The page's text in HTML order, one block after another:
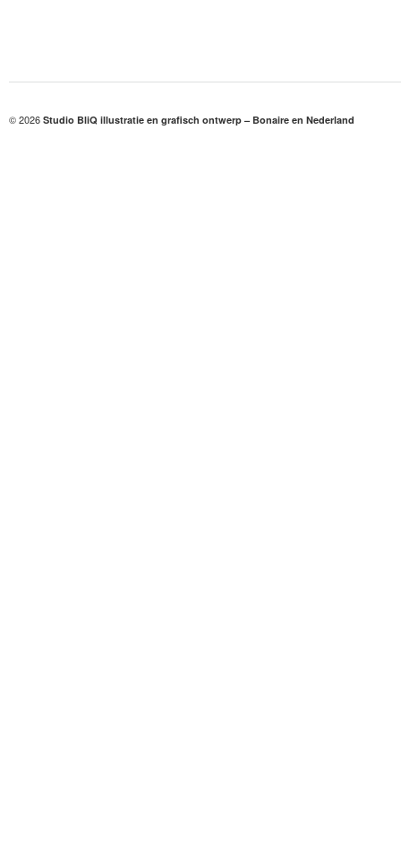
© 2026 Studio BliQ illustratie en grafisch ontwerp – Bonaire en Nederland